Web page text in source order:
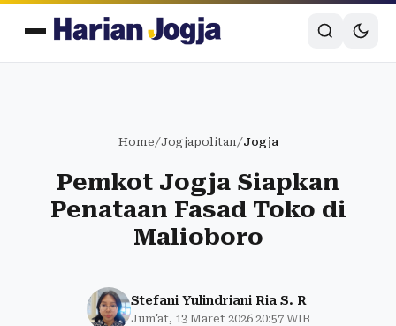
Home/Jogjapolitan/Jogja
Pemkot Jogja Siapkan
Penataan Fasad Toko di
Malioboro
Stefani Yulindriani Ria S. R
Jum'at, 13 Maret 2026 20:57 WIB